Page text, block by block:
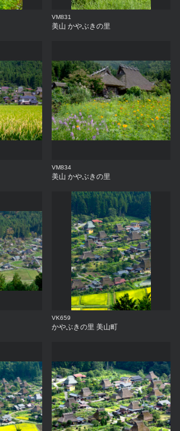
VM831
美山 かやぶきの里
VM834
美山 かやぶきの里
VK659
かやぶきの里 美山町